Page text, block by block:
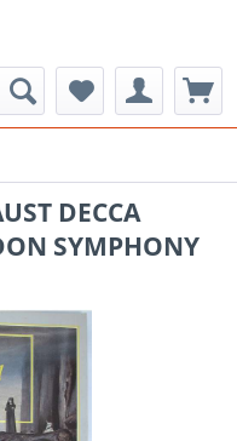
DECCA
SYMPHONY